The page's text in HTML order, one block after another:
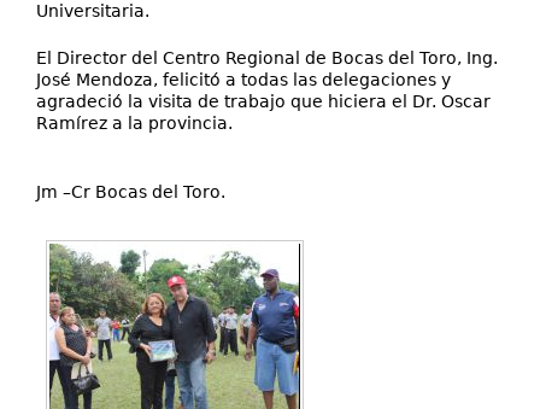
Universitaria.
El Director del Centro Regional de Bocas del Toro, Ing.
José Mendoza, felicitó a todas las delegaciones y
agradeció la visita de trabajo que hiciera el Dr. Oscar
Ramírez a la provincia.
Jm –Cr Bocas del Toro.